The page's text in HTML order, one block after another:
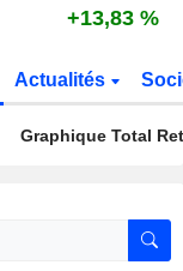
+13,83 %
Actualités
Graphique Total